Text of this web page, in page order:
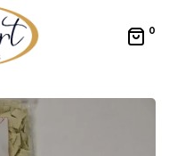
0